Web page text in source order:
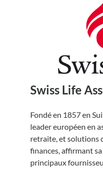
Swiss Life
Fondé en 1857 en
leader européen en
retraite, et solutions
finances, affirmant
principaux